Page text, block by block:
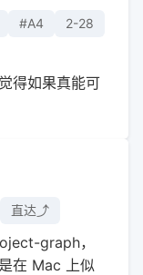
#A4
2-28
得如果真能可
直达⤴︎
graph，
在 Mac 上似